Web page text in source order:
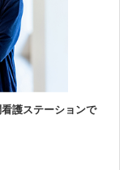
護ステーションで